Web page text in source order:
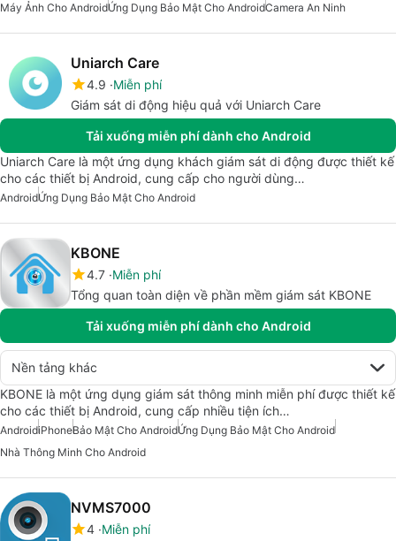
Máy Ảnh Cho AndroidỨng Dụng Bảo Mật Cho AndroidCamera An Ninh
Uniarch Care
4.9 Miễn phí
Giám sát di động hiệu quả với Uniarch Care
Tải xuống miễn phí dành cho Android
Uniarch Care là một ứng dụng khách giám sát di động được thiết kế
cho các thiết bị Android, cung cấp cho người dùng…
AndroidỨng Dụng Bảo Mật Cho Android
KBONE
4.7 Miễn phí
Tổng quan toàn diện về phần mềm giám sát KBONE
Tải xuống miễn phí dành cho Android
Nền tảng khác
KBONE là một ứng dụng giám sát thông minh miễn phí được thiết kế
cho các thiết bị Android, cung cấp nhiều tiện ích…
AndroidiPhoneBảo Mật Cho AndroidỨng Dụng Bảo Mật Cho Android
Nhà Thông Minh Cho Android
NVMS7000
4 Miễn phí